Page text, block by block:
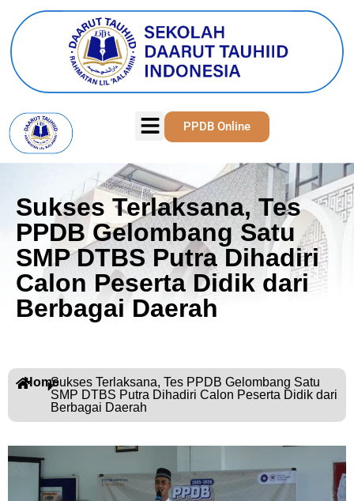
PPDB Online
Sukses Terlaksana, Tes
PPDB Gelombang Satu
SMP DTBS Putra Dihadiri
Calon Peserta Didik dari
Berbagai Daerah
HomeSukses Terlaksana, Tes PPDB Gelombang Satu
SMP DTBS Putra Dihadiri Calon Peserta Didik dari
Berbagai Daerah